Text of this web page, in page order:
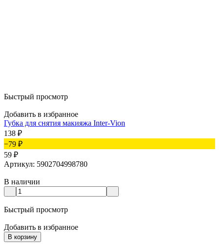
Быстрый просмотр
Добавить в избранное
Губка для снятия макияжа Inter-Vion
138 ₽
−79 ₽
59 ₽
Артикул: 5902704998780
В наличии
Быстрый просмотр
Добавить в избранное
В корзину